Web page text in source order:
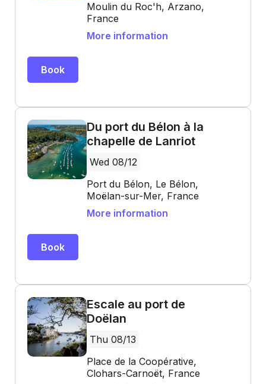
Moulin du Roc'h, Arzano,
France
More information
Book
Du port du Bélon à la
chapelle de Lanriot
Wed 08/12
Port du Bélon, Le Bélon,
Moëlan-sur-Mer, France
More information
Book
Escale au port de
Doëlan
Thu 08/13
Place de la Coopérative,
Clohars-Carnoët, France